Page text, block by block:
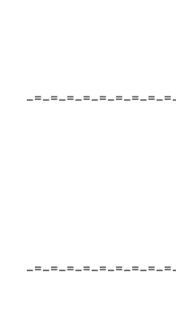
-=-=-=-=-=-=-=-=-
-=-=-=-=-=-=-=-=-